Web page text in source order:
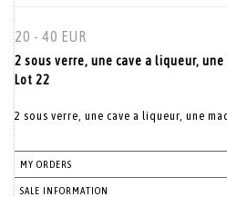
20 - 40 EUR
2 sous verre, une cave a liqueur,
Lot 22
2 sous verre, une cave a liqueur, une
MY ORDERS
SALE INFORMATION